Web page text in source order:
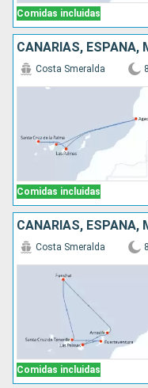
Comidas incluidas
CANARIAS, ESPAÑA,
Comidas incluidas
Costa Smeralda
CANARIAS, ESPAÑA,
Comidas incluidas
Costa Smeralda